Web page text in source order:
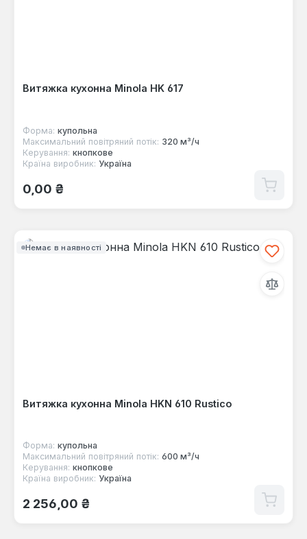
Витяжка кухонна Minola HK 617
Форма: купольна
Максимальний повітряний потік: 320 м³/ч
Керування: кнопкове
Країна виробник: Україна
Звичайна ціна:
0,00 ₴
Немає в наявності
Витяжка кухонна Minola HKN 610 Rustico
Форма: купольна
Максимальний повітряний потік: 600 м³/ч
Керування: кнопкове
Країна виробник: Україна
Звичайна ціна:
2 256,00 ₴